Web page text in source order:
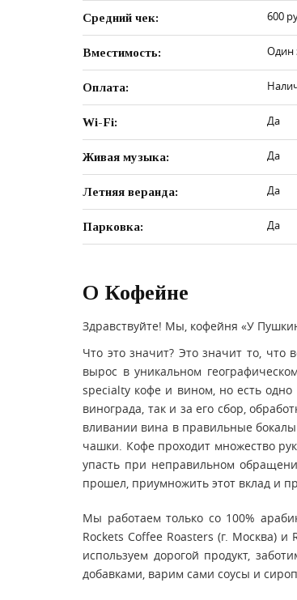
Средний чек: 600
Вместимость: Один
Оплата:
Wi-Fi: Да
Живая музыка: Да
Летняя веранда: Да
Парковка: Да
О Кофейне
Здравствуйте! Мы, кофейня «У
Что это значит? Это значит то,
вырос в уникальном
specialty кофе и вином, но есть
винограда, так и за его сбор,
вливании вина в правильные
чашки. Кофе проходит множество
упасть при неправильном
прошел, приумножить этот вклад и
Мы работаем только со 100%
Rockets Coffee Roasters (г. Москва)
используем дорогой продукт,
добавками, варим сами соусы и